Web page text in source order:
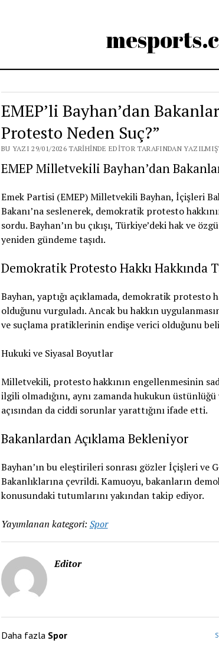
EMEP’li Bayhan’dan
Protesto Neden Suç?”
BU YAZI 29/01/2026 TARIHINDE EDITOR TARAFINDAN
EMEP Milletvekili Bayhan’dan
Emek Partisi (EMEP) Milletvekili Bayhan, İçişleri
Bakanı’na seslenerek, demokratik protesto
sordu. Bayhan’ın bu çıkışı, Türkiye’deki hak ve
yeniden gündeme taşıdı.
Demokratik Protesto Hakkı Hakkında
Bayhan, yaptığı açıklamada, demokratik protesto
olduğunu vurguladı. Ancak bu hakkın
ve suçlama pratiklerinin endişe verici olduğunu
Hukuki ve Siyasal Boyutlar
Milletvekili, protesto hakkının engellenmesinin
ilgili olmadığını, aynı zamanda hukukun
açısından da ciddi sorunlar yarattığını ifade etti.
Bakanlardan Açıklama Bekleniyor
Bayhan’ın bu eleştirileri sonrası gözler İçişleri ve
Bakanlıklarına çevrildi. Kamuoyu, bakanların
konusundaki tutumlarını yakından takip ediyor.
Yayımlanan kategori: Spor
Editor
Daha fazla Spor